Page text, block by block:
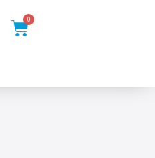
0